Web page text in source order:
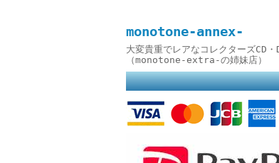
monotone-annex-
大変貴重でレアなコレクターズCD
（monotone-extra-の姉妹店）